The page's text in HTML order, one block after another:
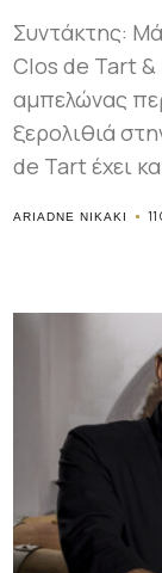
Συντάκτης:
Clos de Tart &
αμπελώνας
ξερολιθιά
de Tart έχει
ARIADNE NIKAKI